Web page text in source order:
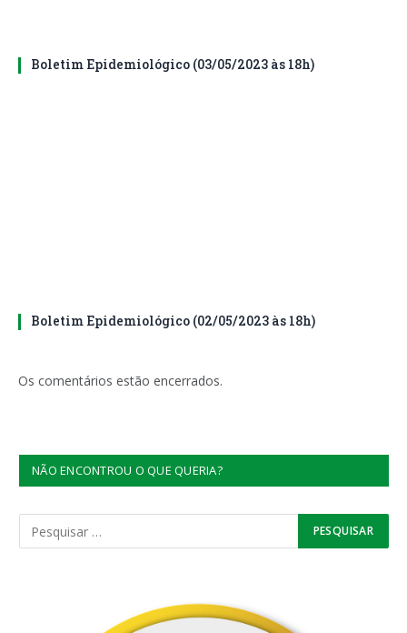
Boletim Epidemiológico (03/05/2023 às 18h)
Boletim Epidemiológico (02/05/2023 às 18h)
Os comentários estão encerrados.
NÃO ENCONTROU O QUE QUERIA?